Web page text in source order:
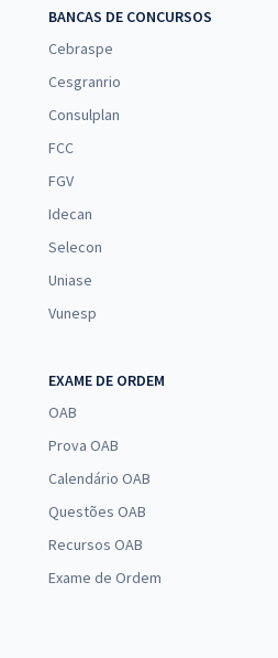
BANCAS DE CONCURSOS
Cebraspe
Cesgranrio
Consulplan
FCC
FGV
Idecan
Selecon
Uniase
Vunesp
EXAME DE ORDEM
OAB
Prova OAB
Calendário OAB
Questões OAB
Recursos OAB
Exame de Ordem